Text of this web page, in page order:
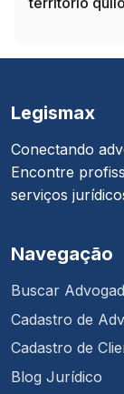
Legismax
Conectando
Encontre
serviços
Navegação
Buscar
Cadastro de
Cadastro de
Blog Jurídico